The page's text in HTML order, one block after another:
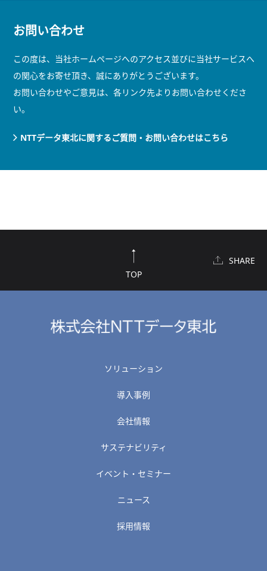
お問い合わせ
この度は、当社ホームページへのアクセス並びに当社サービスへ
の関心をお寄せ頂き、誠にありがとうございます。
お問い合わせやご意見は、各リンク先よりお問い合わせくださ
い。
NTTデータ東北に関するご質問・お問い合わせはこちら
TOP
SHARE
ソリューション
導入事例
会社情報
サステナビリティ
イベント・セミナー
ニュース
採用情報